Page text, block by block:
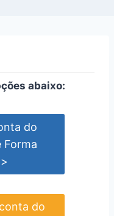
abaixo:
do
Forma
do